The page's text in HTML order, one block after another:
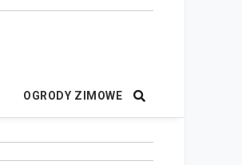
OGRODY ZIMOWE